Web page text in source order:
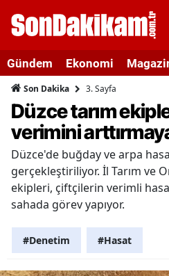
Gündem Ekonomi
Son Dakika 3. Sayfa
Düzce tarım
verimini
Düzce'de buğday ve arpa
gerçekleştiriliyor. İl Tarım ve
ekipleri, çiftçilerin verimli
sahada görev yapıyor.
#Denetim #Hasat